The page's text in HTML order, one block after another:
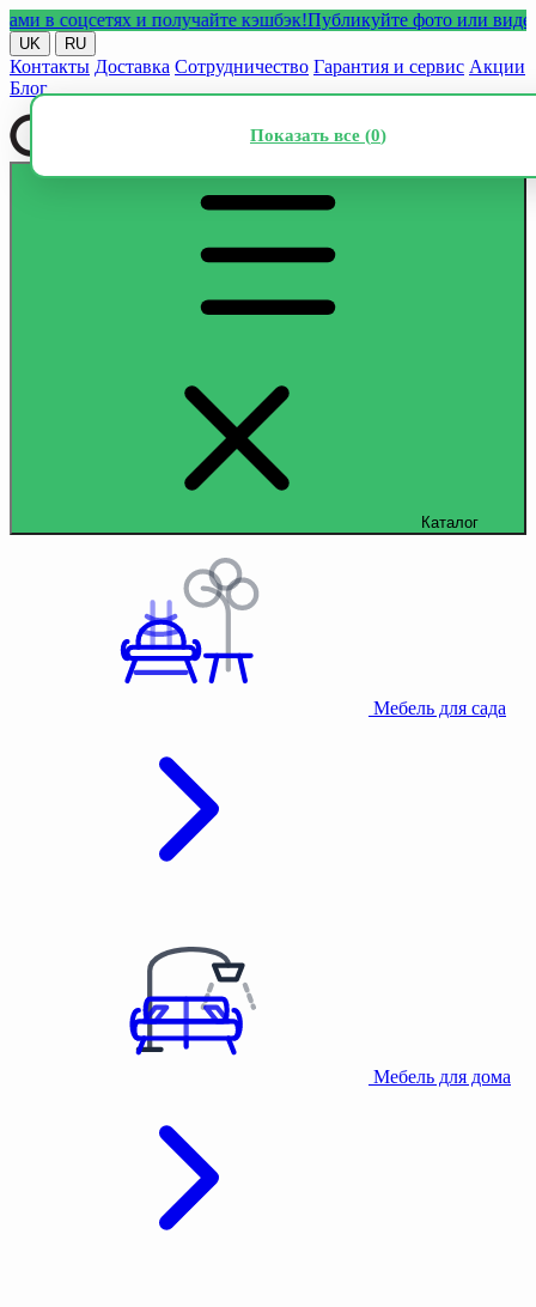
соцсетях и получайте кэшбэк!Публикуйте фото или видео с
UK RU
Контакты Доставка Сотрудничество Гарантия и сервис Акции
Блог
Каталог
Мебель для сада
Мебель для дома
Показать все (0)